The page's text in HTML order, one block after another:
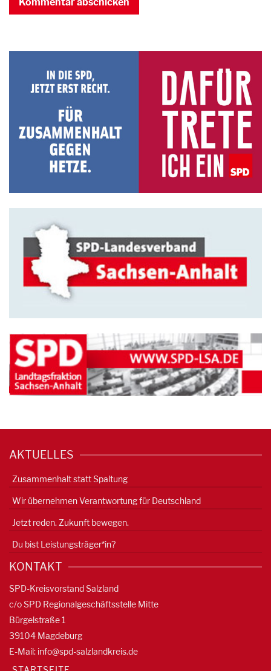
AKTUELLES
Zusammenhalt statt Spaltung
Wir übernehmen Verantwortung für Deutschland
Jetzt reden. Zukunft bewegen.
Du bist Leistungsträger*in?
KONTAKT
SPD-Kreisvorstand Salzland
c/o SPD Regionalgeschäftsstelle Mitte
Bürgelstraße 1
39104 Magdeburg
E-Mail: info@spd-salzlandkreis.de